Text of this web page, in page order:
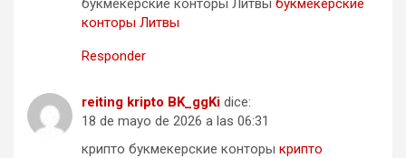
конторы Литвы
Responder
reiting kripto BK_ggKi dice:
18 de mayo de 2026 a las 06:31
крипто букмекерские конторы крипто